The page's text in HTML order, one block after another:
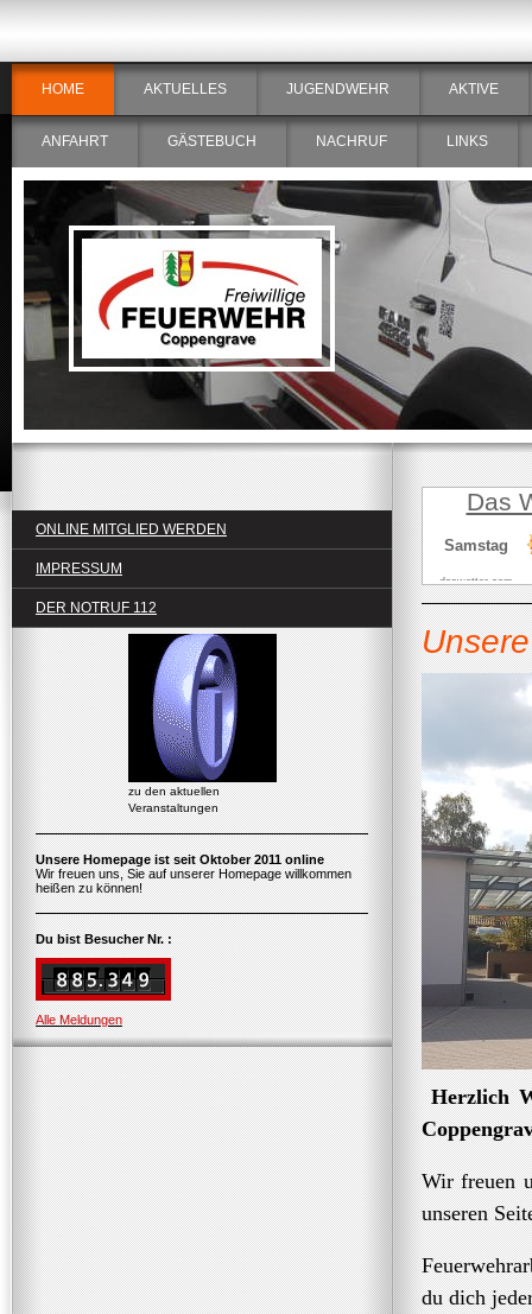
HOME AKTUELLES JUGENDWEHR AKTIVE
ANFAHRT GÄSTEBUCH NACHRUF LINKS
ONLINE MITGLIED WERDEN
IMPRESSUM
DER NOTRUF 112
zu den aktuellen
Veranstaltungen
Unsere Homepage ist seit Oktober 2011 online
Wir freuen uns, Sie auf unserer Homepage willkommen
heißen zu können!
Du bist Besucher Nr. :
Alle Meldungen
Das
Herzlich
Wir freuen
unseren
du dich